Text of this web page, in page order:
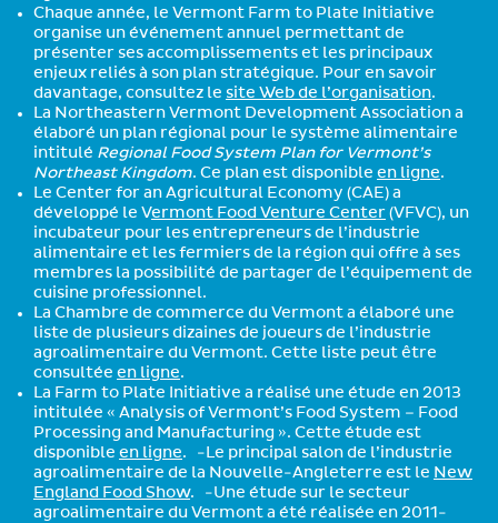
Chaque année, le Vermont Farm to Plate Initiative
organise un événement annuel permettant de
présenter ses accomplissements et les principaux
enjeux reliés à son plan stratégique. Pour en savoir
davantage, consultez le site Web de l’organisation.
La Northeastern Vermont Development Association a
élaboré un plan régional pour le système alimentaire
intitulé Regional Food System Plan for Vermont’s
Northeast Kingdom. Ce plan est disponible en ligne.
Le Center for an Agricultural Economy (CAE) a
développé le Vermont Food Venture Center (VFVC), un
incubateur pour les entrepreneurs de l’industrie
alimentaire et les fermiers de la région qui offre à ses
membres la possibilité de partager de l’équipement de
cuisine professionnel.
La Chambre de commerce du Vermont a élaboré une
liste de plusieurs dizaines de joueurs de l’industrie
agroalimentaire du Vermont. Cette liste peut être
consultée en ligne.
La Farm to Plate Initiative a réalisé une étude en 2013
intitulée « Analysis of Vermont’s Food System – Food
Processing and Manufacturing ». Cette étude est
disponible en ligne. -Le principal salon de l’industrie
agroalimentaire de la Nouvelle-Angleterre est le New
England Food Show. -Une étude sur le secteur
agroalimentaire du Vermont a été réalisée en 2011-